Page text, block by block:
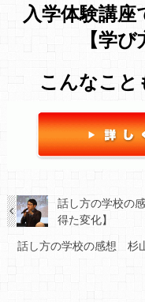
入学体験講
【学
こんなこと
話し方の学校の
得た変化】
話し方の学校の感想 杉